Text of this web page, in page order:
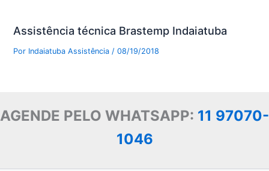
Assistência técnica Brastemp Indaiatuba
Por Indaiatuba Assistência /08/19/2018
AGENDE PELO WHATSAPP: 11 97070-
1046